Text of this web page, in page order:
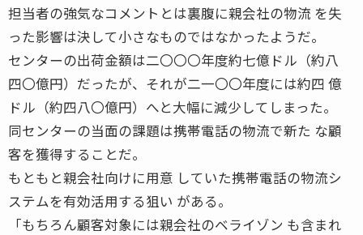
担当者の強気なコメントとは裏腹に親会社の物流 を失
った影響は決して小さなものではなかったようだ。
センターの出荷金額は二〇〇〇年度約七億ドル（約八
四〇億円）だったが、それが二一〇〇年度には約四 億
ドル（約四八〇億円）へと大幅に減少してしまった。
同センターの当面の課題は携帯電話の物流で新た な顧
客を獲得することだ。
もともと親会社向けに用意 していた携帯電話の物流シ
ステムを有効活用する狙い がある。
「もちろん顧客対象には親会社のベライゾン も含まれ